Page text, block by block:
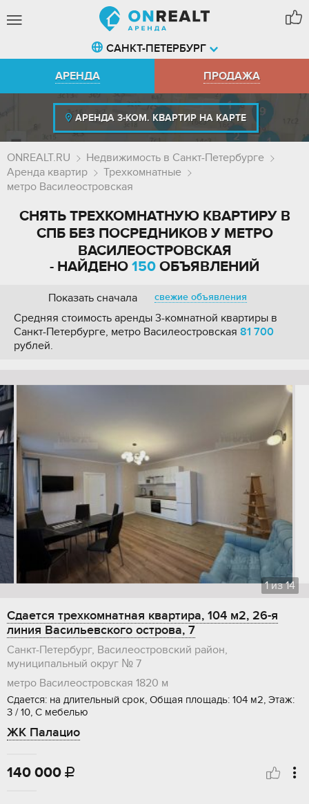
САНКТ-ПЕТЕРБУРГ
АРЕНДА
ПРОДАЖА
АРЕНДА 3-КОМ. КВАРТИР НА КАРТЕ
ONREALT.RU
Недвижимость в Санкт-Петербурге
Аренда квартир
Трехкомнатные
метро Василеостровская
СНЯТЬ ТРЕХКОМНАТНУЮ КВАРТИРУ В
СПБ БЕЗ ПОСРЕДНИКОВ У МЕТРО
ВАСИЛЕОСТРОВСКАЯ
- НАЙДЕНО 150 ОБЪЯВЛЕНИЙ
Показать сначала свежие объявления
Средняя стоимость аренды 3-комнатной квартиры в
Санкт-Петербурге, метро Василеостровская 81 700
рублей.
1из14
Сдается трехкомнатная квартира, 104 м2, 26-я
линия Васильевского острова, 7
Санкт-Петербург, Василеостровский район,
муниципальный округ № 7
метро Василеостровская 1820 м
Сдается: на длительный срок, Общая площадь: 104 м2, Этаж:
3 / 10, С мебелью
ЖК Палацио
140 000 